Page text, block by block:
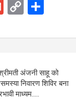
G
ail
C
py
n
k
ar
अंजनी साहू को
निवारण शिविर बना
माध्यम…..